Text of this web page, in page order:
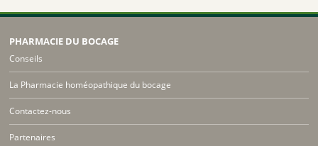
PHARMACIE DU BOCAGE
Conseils
La Pharmacie homéopathique du bocage
Contactez-nous
Partenaires